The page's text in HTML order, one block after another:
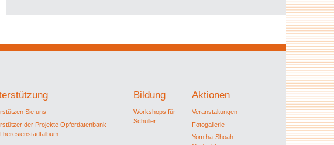
Sie uns
der Projekte Opferdatenbank
Bildung
Workshops für
Schüller
Aktionen
Veranstaltungen
Fotogallerie
Yom ha-Shoah